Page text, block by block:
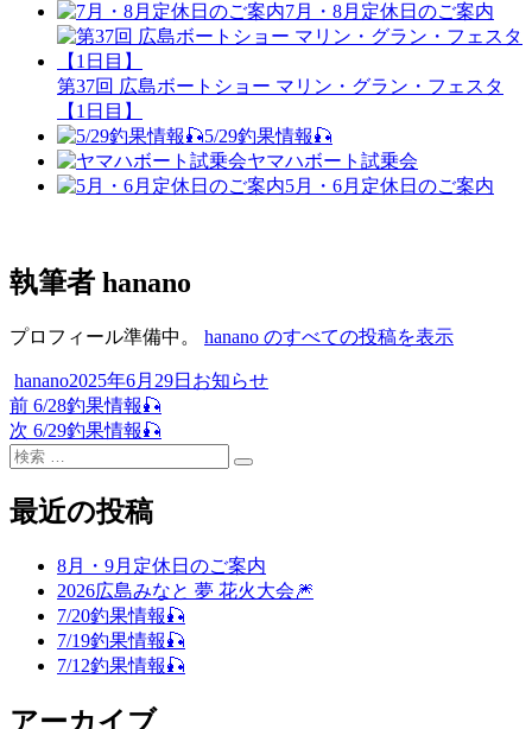
7月・8月定休日のご案内
第37回 広島ボートショー マリン・グラン・フェスタ
【1日目】
5/29釣果情報🎣
ヤマハボート試乗会
5月・6月定休日のご案内
執筆者 hanano
プロフィール準備中。 hanano のすべての投稿を表示
投
稿
者
hanano投
稿
日:
2025年6月29日 カ
お知らせ
投
稿
ビ
ン
前 過
去
の
稿:
6/28釣果情報🎣
次 次
の
稿:
6/29釣果情報🎣
検
対
象:
検
最近の投稿
8月・9月定休日のご案内
2026広島みなと 夢 花火大会🎆
7/20釣果情報🎣
7/19釣果情報🎣
7/12釣果情報🎣
アーカイブ